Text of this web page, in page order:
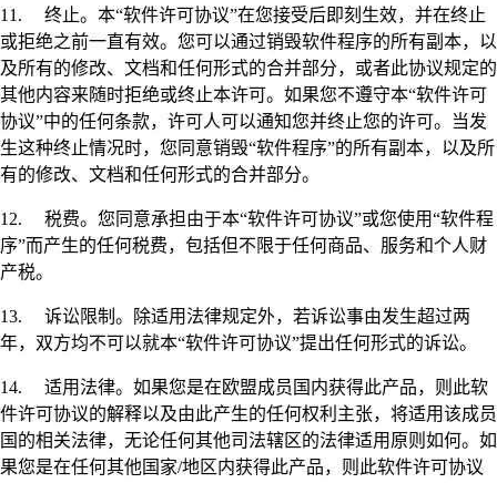
11. 终止。本“软件许可协议”在您接受后即刻生效，并在终止
或拒绝之前一直有效。您可以通过销毁软件程序的所有副本，以
及所有的修改、文档和任何形式的合并部分，或者此协议规定的
其他内容来随时拒绝或终止本许可。如果您不遵守本“软件许可
协议”中的任何条款，许可人可以通知您并终止您的许可。当发
生这种终止情况时，您同意销毁“软件程序”的所有副本，以及所
有的修改、文档和任何形式的合并部分。
12. 税费。您同意承担由于本“软件许可协议”或您使用“软件程
序”而产生的任何税费，包括但不限于任何商品、服务和个人财
产税。
13. 诉讼限制。除适用法律规定外，若诉讼事由发生超过两
年，双方均不可以就本“软件许可协议”提出任何形式的诉讼。
14. 适用法律。如果您是在欧盟成员国内获得此产品，则此软
件许可协议的解释以及由此产生的任何权利主张，将适用该成员
国的相关法律，无论任何其他司法辖区的法律适用原则如何。如
果您是在任何其他国家/地区内获得此产品，则此软件许可协议